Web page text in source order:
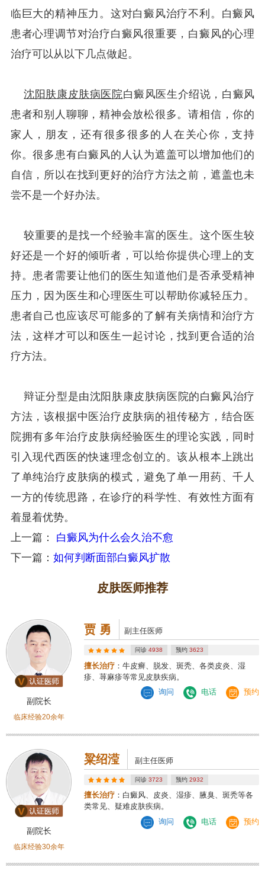
临巨大的精神压力。这对白癜风治疗不利。白癜风
患者心理调节对治疗白癜风很重要，白癜风的心理
治疗可以从以下几点做起。
沈阳肤康皮肤病医院白癜风医生介绍说，白癜风
患者和别人聊聊，精神会放松很多。请相信，你的
家人，朋友，还有很多很多的人在关心你，支持
你。很多患有白癜风的人认为遮盖可以增加他们的
自信，所以在找到更好的治疗方法之前，遮盖也未
尝不是一个好办法。
较重要的是找一个经验丰富的医生。这个医生较
好还是一个好的倾听者，可以给你提供心理上的支
持。患者需要让他们的医生知道他们是否承受精神
压力，因为医生和心理医生可以帮助你减轻压力。
患者自己也应该尽可能多的了解有关病情和治疗方
法，这样才可以和医生一起讨论，找到更合适的治
疗方法。
辩证分型是由沈阳肤康皮肤病医院的白癜风治疗
方法，该根据中医治疗皮肤病的祖传秘方，结合医
院拥有多年治疗皮肤病经验医生的理论实践，同时
引入现代西医的快速理念创立的。该从根本上跳出
了单纯治疗皮肤病的模式，避免了单一用药、千人
一方的传统思路，在诊疗的科学性、有效性方面有
着显着优势。
上一篇：
白癜风为什么会久治不愈
下一篇： 如何判断面部白癜风扩散
皮肤医师推荐
副院长
临床经验20余年
贾 勇 副主任医师
问诊4938 预约 3623
擅长治疗 ：牛皮癣、脱发、斑秃、各类皮炎、湿
疹、荨麻疹等常见皮肤疾病。
询问
电话 预约
副院长
临床经验30余年
粱绍滢 副主任医师
问诊3723 预约 2932
擅长治疗 ：白癜风、皮炎、湿疹、腋臭、斑秃等各
类常见、疑难皮肤疾病。
询问
电话 预约